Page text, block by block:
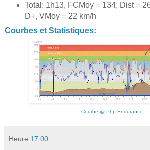
Total: 1h13, FCMoy = 134, Dist =
D+, VMoy = 22 km/h
Courbes et Statistiques:
Courbe @ Php-Endurance
Heure 17:00